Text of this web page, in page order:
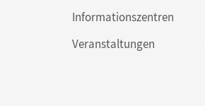
Informationszentren
Veranstaltungen